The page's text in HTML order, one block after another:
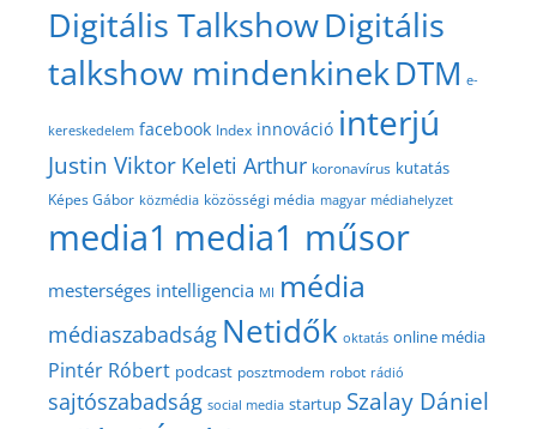
Digitális TalkshowDigitális
talkshow mindenkinekDTM e-
kereskedelem facebook Index innováció interjú
Justin Viktor Keleti Arthur koronavírus kutatás
Képes Gábor közmédia közösségi média magyar médiahelyzet
media1 media1 műsor
mesterséges intelligencia MI média
médiaszabadság Netidők oktatás online média
Pintér Róbert podcast posztmodem robot rádió
sajtószabadság social media startup Szalay Dániel